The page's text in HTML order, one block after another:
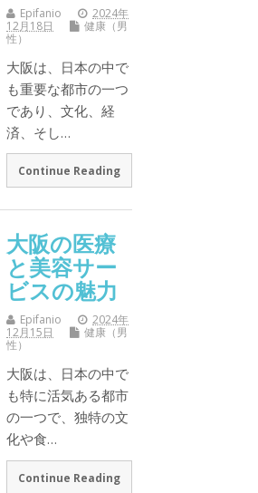
Epifanio
2024年
12月18日
健康（男
性）
大阪は、日本の中で
も重要な都市の一つ
であり、文化、経
済、そし…
Continue Reading
大阪の医療
と美容サー
ビスの魅力
Epifanio
2024年
12月15日
健康（男
性）
大阪は、日本の中で
も特に活気ある都市
の一つで、独特の文
化や食…
Continue Reading